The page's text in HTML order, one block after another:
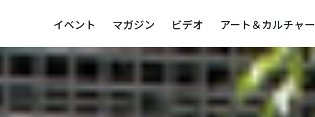
イベント マガジン ビデオ アート＆カルチャー